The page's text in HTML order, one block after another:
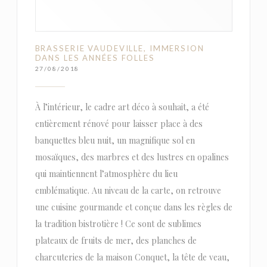
BRASSERIE VAUDEVILLE, IMMERSION
DANS LES ANNÉES FOLLES
27/08/2018
À l’intérieur, le cadre art déco à souhait, a été
entièrement rénové pour laisser place à des
banquettes bleu nuit, un magnifique sol en
mosaïques, des marbres et des lustres en opalines
qui maintiennent l’atmosphère du lieu
emblématique. Au niveau de la carte, on retrouve
une cuisine gourmande et conçue dans les règles de
la tradition bistrotière ! Ce sont de sublimes
plateaux de fruits de mer, des planches de
charcuteries de la maison Conquet, la tête de veau,